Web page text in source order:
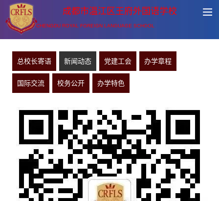
成都市温江区王府外国语学校
CHENGDU ROYAL FOREIGN LANGUAGE SCHOOL
总校长寄语 新闻动态 党建工会 办学章程
国际交流 校务公开 办学特色